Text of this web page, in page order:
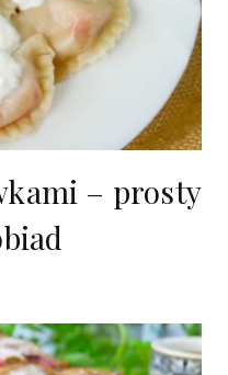
– prosty